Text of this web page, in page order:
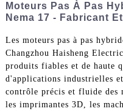
Moteurs Pas À Pas
Nema 17 - Fabricant
Les moteurs pas à pas
Changzhou Haisheng
produits fiables et de haute
d'applications industrielles
contrôle précis et fluide des
les imprimantes 3D, les